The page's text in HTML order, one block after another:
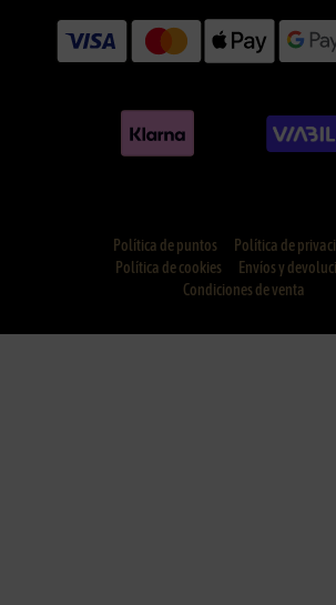
Política de puntos
Política de
Política de cookies
Envíos y
Condiciones de venta